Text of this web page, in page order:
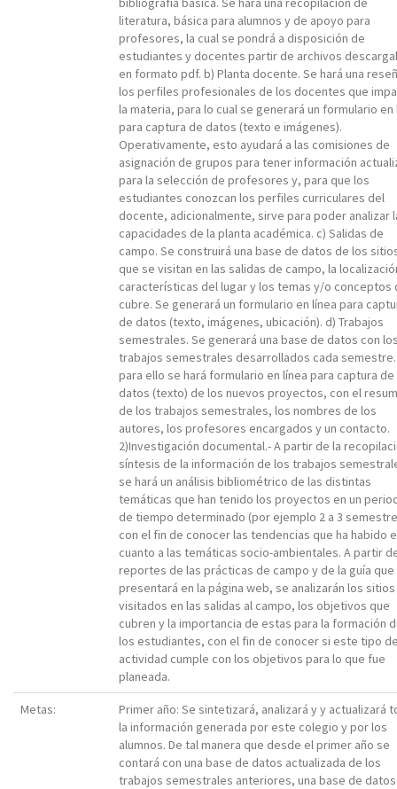
literatura, básica para alumnos y de apoyo para
profesores, la cual se pondrá a disposición de
estudiantes y docentes partir de archivos
en formato pdf. b) Planta docente. Se hará una
los perfiles profesionales de los docentes que
la materia, para lo cual se generará un formulario en
para captura de datos (texto e imágenes).
Operativamente, esto ayudará a las comisiones de
asignación de grupos para tener información
para la selección de profesores y, para que los
estudiantes conozcan los perfiles curriculares del
docente, adicionalmente, sirve para poder analizar
capacidades de la planta académica. c) Salidas de
campo. Se construirá una base de datos de los
que se visitan en las salidas de campo, la
características del lugar y los temas y/o conceptos
cubre. Se generará un formulario en línea para
de datos (texto, imágenes, ubicación). d) Trabajos
semestrales. Se generará una base de datos con
trabajos semestrales desarrollados cada semestre.
para ello se hará formulario en línea para captura de
datos (texto) de los nuevos proyectos, con el
de los trabajos semestrales, los nombres de los
autores, los profesores encargados y un contacto.
2)Investigación documental.- A partir de la
síntesis de la información de los trabajos
se hará un análisis bibliométrico de las distintas
temáticas que han tenido los proyectos en un
de tiempo determinado (por ejemplo 2 a 3
con el fin de conocer las tendencias que ha habido
cuanto a las temáticas socio-ambientales. A partir
reportes de las prácticas de campo y de la guía que
presentará en la página web, se analizarán los
visitados en las salidas al campo, los objetivos que
cubren y la importancia de estas para la formación
los estudiantes, con el fin de conocer si este tipo
actividad cumple con los objetivos para lo que fue
planeada.
Metas:
Primer año: Se sintetizará, analizará y y actualizará
la información generada por este colegio y por los
alumnos. De tal manera que desde el primer año se
contará con una base de datos actualizada de los
trabajos semestrales anteriores, una base de